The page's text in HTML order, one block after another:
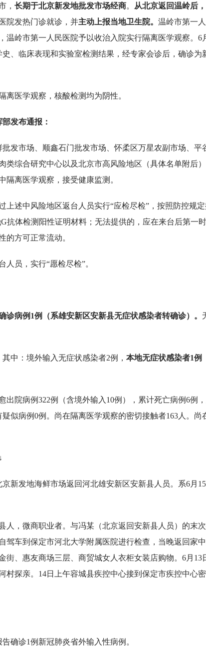
， 长期于北京新发地批发市场经商。 从北京返回温岭后，
院发热门诊就诊，并主动上报当地卫生院。 温岭市第一
岭市第一人民医院予以收治入院实行隔离医学观察。6
、临床表现和实验室检测结果，经专家会诊后，确诊为
离医学观察，核酸检测均为阴性。
发布通报：
发市场、顺鑫石门批发市场、怀柔区万星农副市场、平
类综合研究中心以及北京市高风险地区（具体名单附后
隔离医学观察，接受健康监测。
上述中风险地区返台人员实行“应检尽检”，按照防控规定
抗体检测阳性证明材料；无法提供的，应在来台后第一时
的方可正常流动。
员，实行“愿检尽检”。
诊病例1例（系雄安新区安新县无症状感染者转确诊）。
中：境外输入无症状感染者2例， 本地无症状感染者1例
出院病例322例（含境外输入10例），累计死亡病例6例
似病例0例。尚在隔离医学观察的密切接触者163人。尚
新发地海鲜市场返回河北雄安新区安新县人员。系6月15
人，微商职业者。与冯某（北京返回安新县人员）的末
驾车到保定市河北大学附属医院进行检查，当晚返回家
街、惠友商场三层、商贸城女人衣柜女装店购物。6月13
探亲。14日上午容城县疾控中心接到保定市疾控中心
确诊1例新冠肺炎省外输入性病例。